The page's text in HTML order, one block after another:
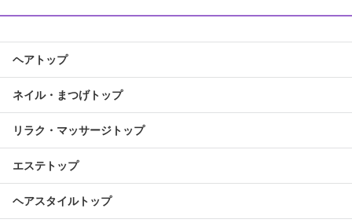
ヘアトップ
ネイル・まつげトップ
リラク・マッサージトップ
エステトップ
ヘアスタイルトップ